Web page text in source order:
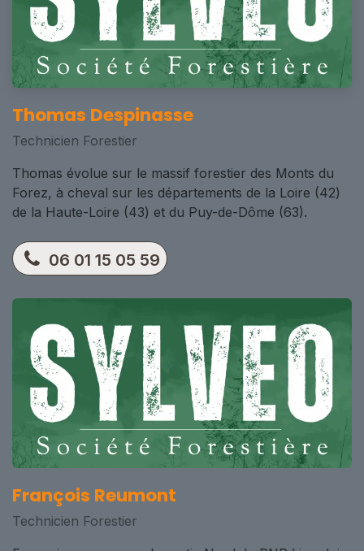
Thomas Despinasse
Technicien Forestier
Thomas évolue sur le massif forestier des Monts du
Forez, à cheval sur les départements de la Loire (42)
de la Haute-Loire (43) et du Puy-de-Dôme (63).
06 01 15 05 59
François Reumont
Technicien Forestier